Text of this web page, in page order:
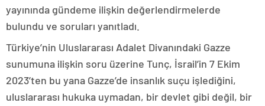
yayınında gündeme ilişkin değerlendirmelerde
bulundu ve soruları yanıtladı.
Türkiye’nin Uluslararası Adalet Divanındaki Gazze
sunumuna ilişkin soru üzerine Tunç, İsrail’in 7 Ekim
2023’ten bu yana Gazze’de insanlık suçu işlediğini,
uluslararası hukuka uymadan, bir devlet gibi değil, bir